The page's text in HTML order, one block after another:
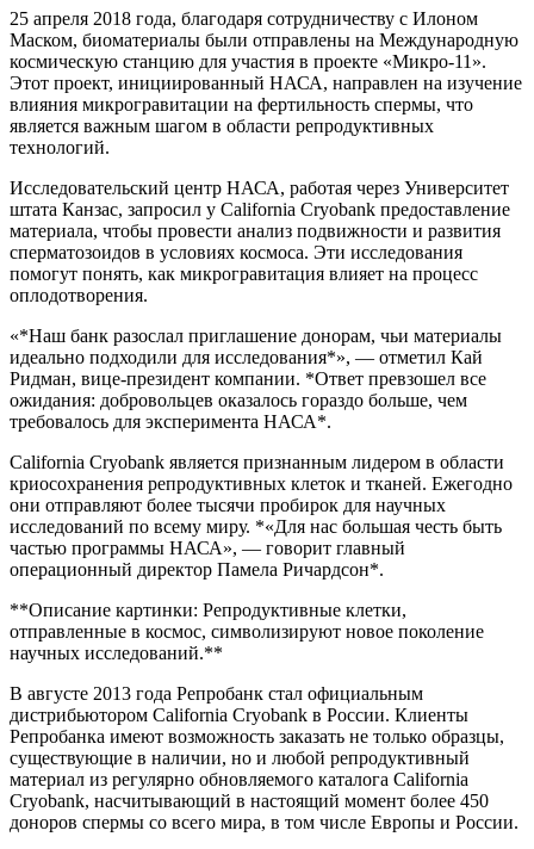
25 апреля 2018 года, благодаря сотрудничеству с Илоном
Маском, биоматериалы были отправлены на Международную
космическую станцию для участия в проекте «Микро-11».
Этот проект, инициированный НАСА, направлен на изучение
влияния микрогравитации на фертильность спермы, что
является важным шагом в области репродуктивных
технологий.
Исследовательский центр НАСА, работая через Университет
штата Канзас, запросил у California Cryobank предоставление
материала, чтобы провести анализ подвижности и развития
сперматозоидов в условиях космоса. Эти исследования
помогут понять, как микрогравитация влияет на процесс
оплодотворения.
«*Наш банк разослал приглашение донорам, чьи материалы
идеально подходили для исследования*», — отметил Кай
Ридман, вице-президент компании. *Ответ превзошел все
ожидания: добровольцев оказалось гораздо больше, чем
требовалось для эксперимента НАСА*.
California Cryobank является признанным лидером в области
криосохранения репродуктивных клеток и тканей. Ежегодно
они отправляют более тысячи пробирок для научных
исследований по всему миру. *«Для нас большая честь быть
частью программы НАСА», — говорит главный
операционный директор Памела Ричардсон*.
**Описание картинки: Репродуктивные клетки,
отправленные в космос, символизируют новое поколение
научных исследований.**
В августе 2013 года Репробанк стал официальным
дистрибьютором California Cryobank в России. Клиенты
Репробанка имеют возможность заказать не только образцы,
существующие в наличии, но и любой репродуктивный
материал из регулярно обновляемого каталога California
Cryobank, насчитывающий в настоящий момент более 450
доноров спермы со всего мира, в том числе Европы и России.